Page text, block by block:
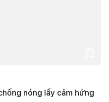
nóng lấy cảm hứng